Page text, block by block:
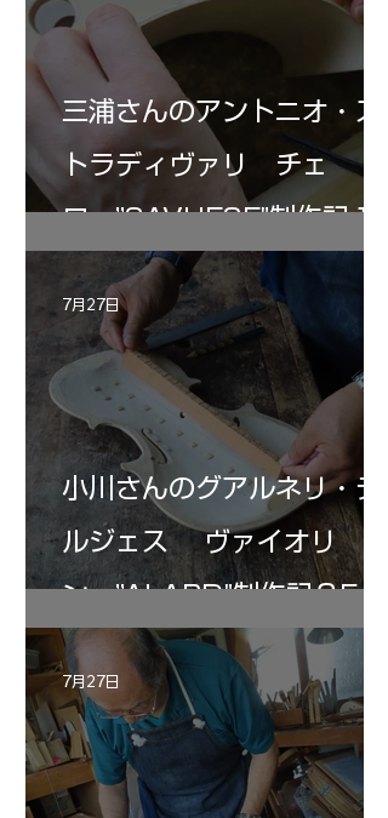
三浦さんのアントニオ・ス
トラディヴァリ チェ
ロ ”SAVUESE"制作記１2
小川さんのグアルネリ・デ
ルジェス ヴァイオリ
ン ”ALARD"制作記３5
7月27日
7月27日